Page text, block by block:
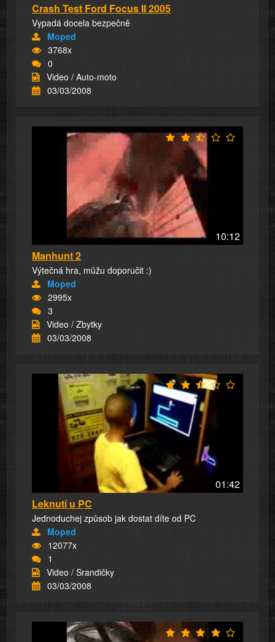
Crash Test Ford Focus II 2005
Vypadá docela bezpečně
Moped
3768x
0
Video / Auto-moto
03/03/2008
10:12
Manhunt 2
Výtečná hra, můžu doporučit :)
Moped
2995x
3
Video / Zbytky
03/03/2008
01:42
Leknutí u PC
Jednoduchej způsob jak dostat díte od PC
Moped
12077x
1
Video / Srandičky
03/03/2008